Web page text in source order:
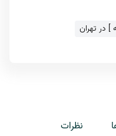
در تهران
نظرات